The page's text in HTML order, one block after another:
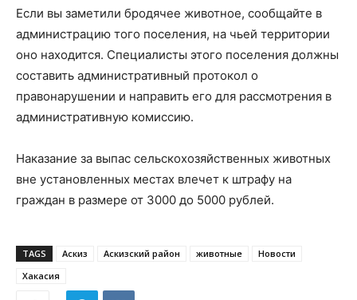
Если вы заметили бродячее животное, сообщайте в
администрацию того поселения, на чьей территории
оно находится. Специалисты этого поселения должны
составить административный протокол о
правонарушении и направить его для рассмотрения в
административную комиссию.
Наказание за выпас сельскохозяйственных животных
вне установленных местах влечет к штрафу на
граждан в размере от 3000 до 5000 рублей.
TAGS Аскиз Аскизский район животные
Новости
Хакасия